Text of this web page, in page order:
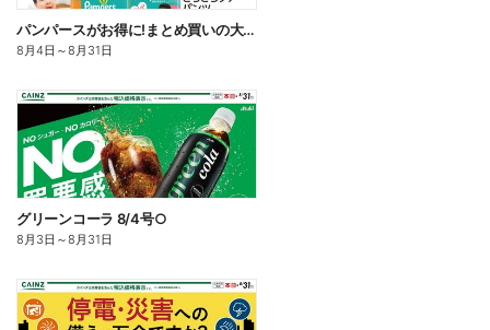
パンパースがお得に!まとめ買いの大チャンス!〇
8月4日 ～8月31日
グリーンコーラ 8/4号○
8月3日 ～8月31日